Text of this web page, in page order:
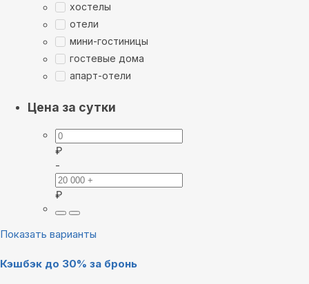
хостелы
отели
мини-гостиницы
гостевые дома
апарт-отели
Цена за сутки
₽
-
₽
Показать варианты
Кэшбэк до 30% за бронь